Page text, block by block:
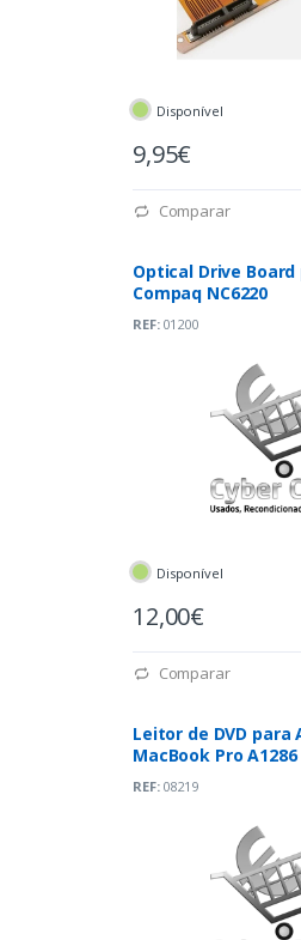
Disponível
9,95€
Comparar
Optical Drive Board
Compaq NC6220
REF:01200
Disponível
12,00€
Comparar
Leitor de DVD para
MacBook Pro A1286
REF:08219